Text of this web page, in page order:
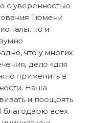
с уверенностью
Тюмени
но и
что у многих
дело «для
применить в
Наша
и поощрять
благодарю всех